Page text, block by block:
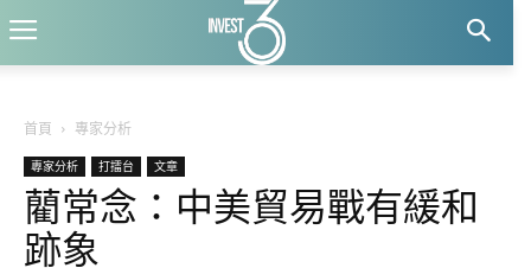
首頁 專家分析
專家分析 打擂台 文章
藺常念：中美貿易戰有緩和
跡象